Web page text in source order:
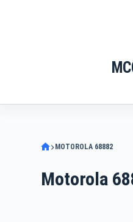
MOTOROLA 68882
Motorola